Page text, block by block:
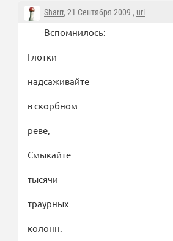
Sharrr, 21 Сентября 2009 , url
Вспомнилось:
Глотки
надсаживайте
в скорбном
реве,
Смыкайте
тысячи
траурных
колонн.